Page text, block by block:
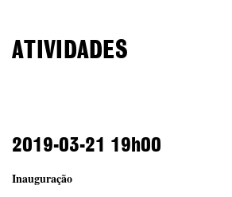
ATIVIDADES
2019-03-21 19h00
Inauguração